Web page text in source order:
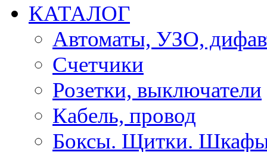
КАТАЛОГ
Автоматы, УЗО,
Счетчики
Розетки, выключатели
Кабель, провод
Боксы. Щитки.